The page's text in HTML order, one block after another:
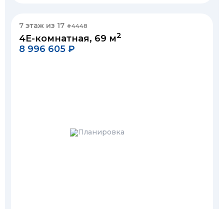
7 этаж из 17 #4448
4Е-комнатная, 69 м2
8 996 605 ₽